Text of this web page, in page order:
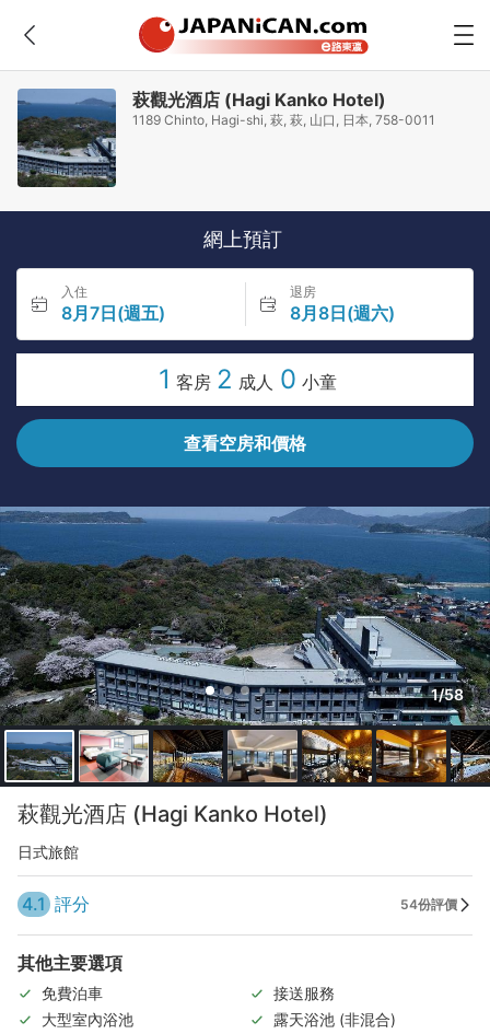
萩觀光酒店 (Hagi Kanko Hotel)
1189 Chinto, Hagi-shi, 萩, 萩, 山口, 日本, 758-0011
網上預訂
入住
8月7日(週五)
退房
8月8日(週六)
1 客房 2 成人 0 小童
查看空房和價格
1/58
萩觀光酒店 (Hagi Kanko Hotel)
日式旅館
4.1 評分 54份評價
其他主要選項
免費泊車
接送服務
大型室內浴池
露天浴池 (非混合)